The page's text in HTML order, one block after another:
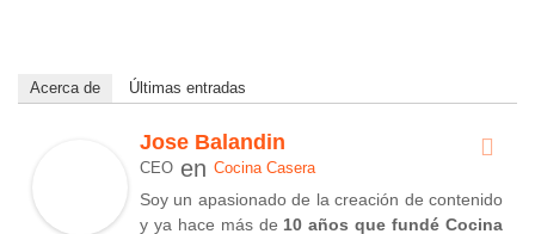
Acerca de Últimas entradas
Jose Balandin
CEO en Cocina Casera
Soy un apasionado de la creación de contenido
y ya hace más de 10 años que fundé Cocina